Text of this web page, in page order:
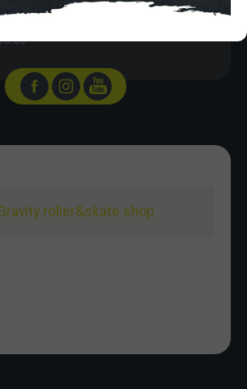
roller&skate shop
12:00 - 20:30